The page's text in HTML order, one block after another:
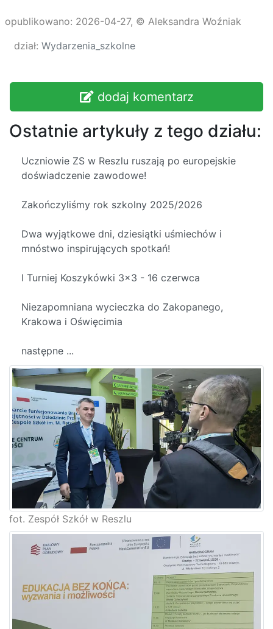
opublikowano: 2026-04-27, © Aleksandra Woźniak
dział: Wydarzenia_szkolne
dodaj komentarz
Ostatnie artykuły z tego działu:
Uczniowie ZS w Reszlu ruszają po europejskie
doświadczenie zawodowe!
Zakończyliśmy rok szkolny 2025/2026
Dwa wyjątkowe dni, dziesiątki uśmiechów i
mnóstwo inspirujących spotkań!
I Turniej Koszykówki 3x3 - 16 czerwca
Niezapomniana wycieczka do Zakopanego,
Krakowa i Oświęcimia
następne ...
fot. Zespół Szkół w Reszlu